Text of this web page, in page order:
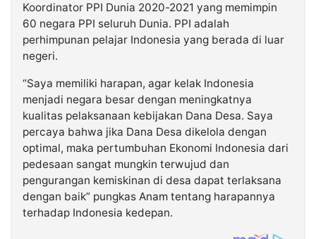
Koordinator PPI Dunia 2020-2021 yang memimpin
60 negara PPI seluruh Dunia. PPI adalah
perhimpunan pelajar Indonesia yang berada di luar
negeri.
“Saya memiliki harapan, agar kelak Indonesia
menjadi negara besar dengan meningkatnya
kualitas pelaksanaan kebijakan Dana Desa. Saya
percaya bahwa jika Dana Desa dikelola dengan
optimal, maka pertumbuhan Ekonomi Indonesia dari
pedesaan sangat mungkin terwujud dan
pengurangan kemiskinan di desa dapat terlaksana
dengan baik” pungkas Anam tentang harapannya
terhadap Indonesia kedepan.